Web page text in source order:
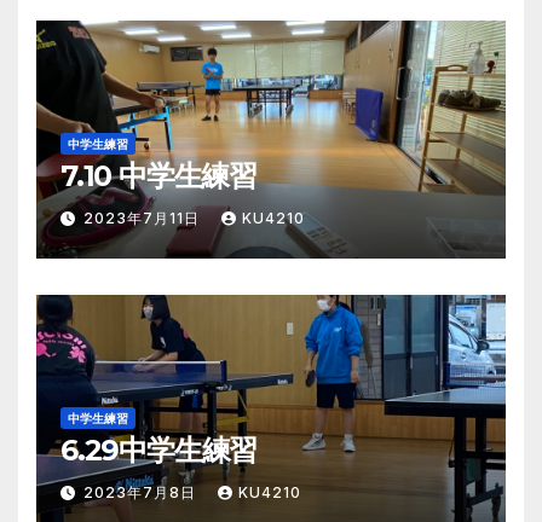
中学生練習
7.10 中学生練習
2023年7月11日 KU4210
中学生練習
6.29中学生練習
2023年7月8日 KU4210